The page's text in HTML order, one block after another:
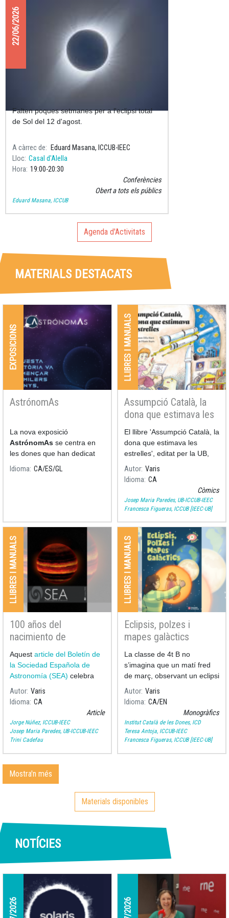
22/06/2026
Preparats per l'eclipsi total de Sol?
Falten poques setmanes per a l'eclipsi total
de Sol del 12 d'agost.
A càrrec de
Eduard Masana, ICCUB-IEEC
Lloc Casal d'Alella
Hora 19:00 20:30
Conferències
Obert a tots els públics
Eduard Masana, ICCUB
Agenda d'Activitats
MATERIALS DESTACATS
EXPOSICIONS
AstrónomAs
La nova exposició
AstrónomAs se centra en
les dones que han dedicat
les seves nits i els seus dies
a l'estudi de l'astronomia.
Idioma CA ES GL
LLIBRES I MANUALS
Assumpció Català, la
dona que estimava les
estrelles
El llibre 'Assumpció Català, la
dona que estimava les
estrelles', editat per la UB,
escrit per Ramon Dilla (UB) i
il·lustrat per Pilarín Bayés,
recull els moments més
significatius de la vida i la
Autor Varis
Idioma CA
Còmics
Josep Maria Paredes, UB-ICCUB-IEEC
Francesca Figueras, ICCUB [IEEC-UB]
LLIBRES I MANUALS
100 años del
nacimiento de
Assumpció Català i
Poch al 53è Boletín de
la Sociedad Española
de Astronomía
Aquest article del Boletín de
la Sociedad Española de
Astronomía (SEA) celebra
els 100 anys del naixement
Autor Varis
Idioma CA
Article
Jorge Núñez, ICCUB-IEEC
Josep Maria Paredes, UB-ICCUB-IEEC
Trini Cadefau
LLIBRES I MANUALS
Eclipsis, polzes i
mapes galàctics
La classe de 4t B no
s’imagina que un matí fred
de març, observant un eclipsi
de Lluna, serà només el
començament d’un viatge
Autor Varis
Idioma CA EN
Monogràfics
Institut Català de les Dones, ICD
Teresa Antoja, ICCUB-IEEC
Francesca Figueras, ICCUB [IEEC-UB]
Mostra'n més
Materials disponibles
NOTÍCIES